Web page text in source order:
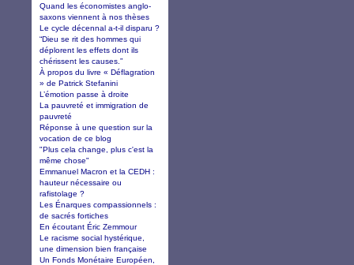
Quand les économistes anglo-
saxons viennent à nos thèses
Le cycle décennal a-t-il disparu ?
“Dieu se rit des hommes qui
déplorent les effets dont ils
chérissent les causes.”
À propos du livre « Déflagration
» de Patrick Stefanini
L’émotion passe à droite
La pauvreté et immigration de
pauvreté
Réponse à une question sur la
vocation de ce blog
"Plus cela change, plus c'est la
même chose"
Emmanuel Macron et la CEDH :
hauteur nécessaire ou
rafistolage ?
Les Énarques compassionnels :
de sacrés fortiches
En écoutant Éric Zemmour
Le racisme social hystérique,
une dimension bien française
Un Fonds Monétaire Européen,